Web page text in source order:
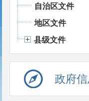
自治区文件
地区文件
县级文件
政府